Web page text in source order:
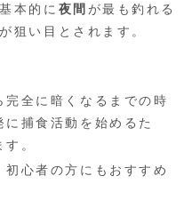
本的に 夜間 が最も釣れる
狙い目とされます。
完全に暗くなるまでの時
捕食活動を始めるた
。
初心者の方にもおすすめ